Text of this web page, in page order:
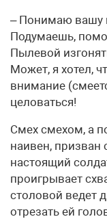
– Понимаю вашу
Подумаешь,
Пылевой
Может, я хотел,
внимание
целоваться!
Смех смехом, а
наивен, призван
настоящий
проигрывает
столовой ведет
отрезать ей